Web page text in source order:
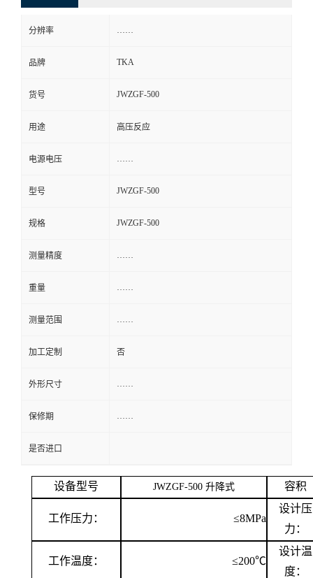
分辨率
品牌 TKA
货号 JWZGF-500
用途 高压反应
电源电压
型号 JWZGF-500
规格 JWZGF-500
测量精度
重量
测量范围
加工定制 否
外形尺寸
保修期
是否进口
设备型号 JWZGF-500 升降式 容积
工作压力： ≤8MPa
设计压
力：
工作温度： ≤200℃
设计温
度：